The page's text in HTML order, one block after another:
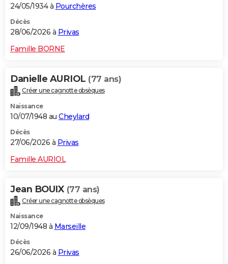
24/05/1934 à Pourchères
Décès
28/06/2026 à Privas
Famille BORNE
Danielle AURIOL (77 ans)
Créer une cagnotte obsèques
Naissance
10/07/1948 au Cheylard
Décès
27/06/2026 à Privas
Famille AURIOL
Jean BOUIX (77 ans)
Créer une cagnotte obsèques
Naissance
12/09/1948 à Marseille
Décès
26/06/2026 à Privas